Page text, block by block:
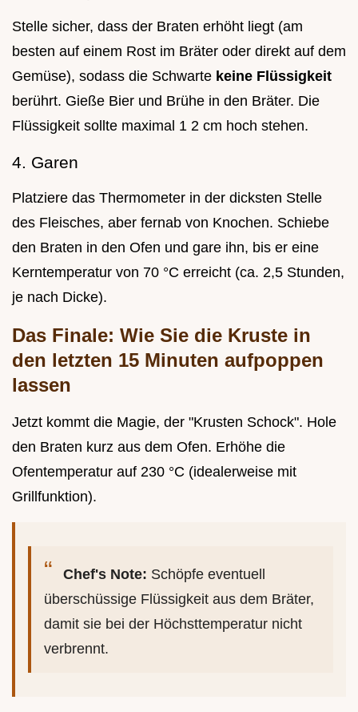
Stelle sicher, dass der Braten erhöht liegt (am
besten auf einem Rost im Bräter oder direkt auf dem
Gemüse), sodass die Schwarte keine Flüssigkeit
berührt. Gieße Bier und Brühe in den Bräter. Die
Flüssigkeit sollte maximal 1 2 cm hoch stehen.
4. Garen
Platziere das Thermometer in der dicksten Stelle
des Fleisches, aber fernab von Knochen. Schiebe
den Braten in den Ofen und gare ihn, bis er eine
Kerntemperatur von 70 °C erreicht (ca. 2,5 Stunden,
je nach Dicke).
Das Finale: Wie Sie die Kruste in
den letzten 15 Minuten aufpoppen
lassen
Jetzt kommt die Magie, der "Krusten Schock". Hole
den Braten kurz aus dem Ofen. Erhöhe die
Ofentemperatur auf 230 °C (idealerweise mit
Grillfunktion).
Chef's Note: Schöpfe eventuell
überschüssige Flüssigkeit aus dem Bräter,
damit sie bei der Höchsttemperatur nicht
verbrennt.